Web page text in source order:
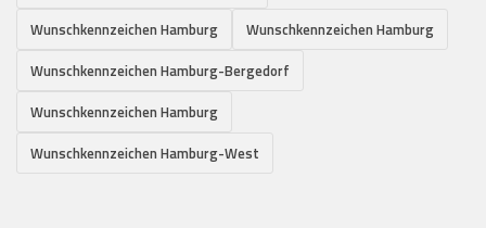
Wunschkennzeichen Hamburg
Wunschkennzeichen Hamburg
Wunschkennzeichen Hamburg-Bergedorf
Wunschkennzeichen Hamburg
Wunschkennzeichen Hamburg-West